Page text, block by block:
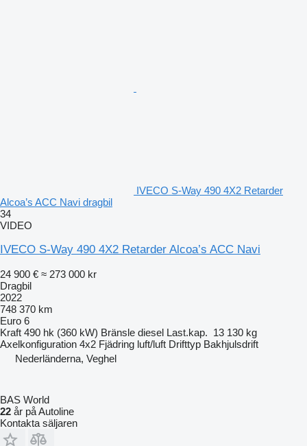
IVECO S-Way 490 4X2 Retarder
Alcoa’s ACC Navi dragbil
34
VIDEO
IVECO S-Way 490 4X2 Retarder Alcoa’s ACC Navi
24 900 € ≈ 273 000 kr
Dragbil
2022
748 370 km
Euro 6
Kraft 490 hk (360 kW) Bränsle diesel Last.kap. 13 130 kg
Axelkonfiguration 4x2 Fjädring luft/luft Drifttyp Bakhjulsdrift
Nederländerna, Veghel
BAS World
22 år på Autoline
Kontakta säljaren